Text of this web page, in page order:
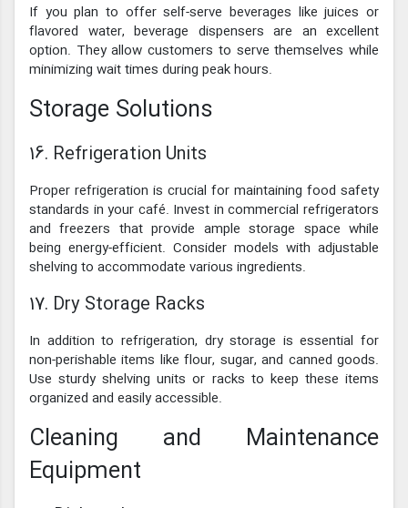
If you plan to offer self-serve beverages like juices or
flavored water, beverage dispensers are an excellent
option. They allow customers to serve themselves while
minimizing wait times during peak hours.
Storage Solutions
16. Refrigeration Units
Proper refrigeration is crucial for maintaining food safety
standards in your café. Invest in commercial refrigerators
and freezers that provide ample storage space while
being energy-efficient. Consider models with adjustable
shelving to accommodate various ingredients.
17. Dry Storage Racks
In addition to refrigeration, dry storage is essential for
non-perishable items like flour, sugar, and canned goods.
Use sturdy shelving units or racks to keep these items
organized and easily accessible.
Cleaning and Maintenance
Equipment